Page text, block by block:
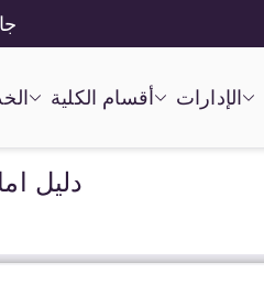
الإدارات أقسام الكلية
دليل